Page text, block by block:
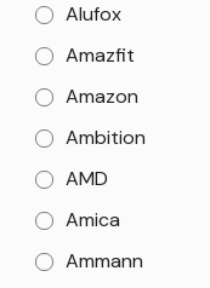
Alufox
Amazfit
Amazon
Ambition
AMD
Amica
Ammann